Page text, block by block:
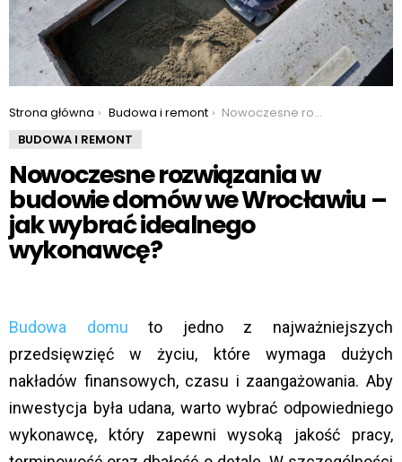
You are here:
Strona główna Budowa i remont
Nowoczesne rozwiązania w budowie domów we Wrocławiu – jak wybrać idealnego wykonawcę?
BUDOWA I REMONT
Nowoczesne rozwiązania w
budowie domów we Wrocławiu –
jak wybrać idealnego
wykonawcę?
Budowa domu to jedno z najważniejszych
przedsięwzięć w życiu, które wymaga dużych
nakładów finansowych, czasu i zaangażowania. Aby
inwestycja była udana, warto wybrać odpowiedniego
wykonawcę, który zapewni wysoką jakość pracy,